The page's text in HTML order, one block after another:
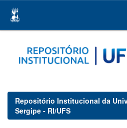
navigation
Repositório Institucional da
Sergipe - RI/UFS